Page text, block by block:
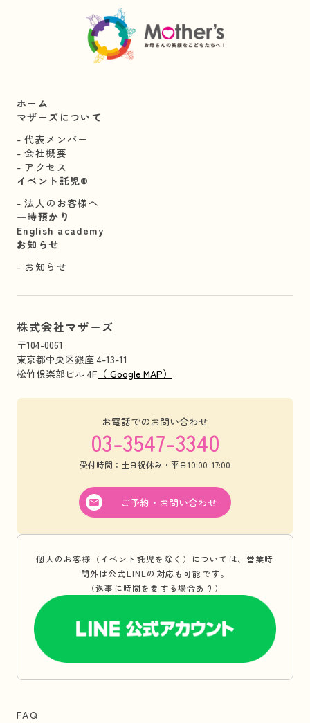
ホーム
マザーズについて
代表メンバー
会社概要
アクセス
イベント託児®︎
法人のお客様へ
一時預かり
English academy
お知らせ
お知らせ
株式会社マザーズ
〒104-0061
東京都中央区銀座 4-13-11
松竹倶楽部ビル 4F （ Google MAP）
お電話でのお問い合わせ
03-3547-3340
受付時間：土日祝休み・平日10:00-17:00
ご予約・お問い合わせ
個人のお客様（イベント託児を除く）については、営業時
間外は公式LINEの対応も可能です。
（返事に時間を要する場合あり）
FAQ